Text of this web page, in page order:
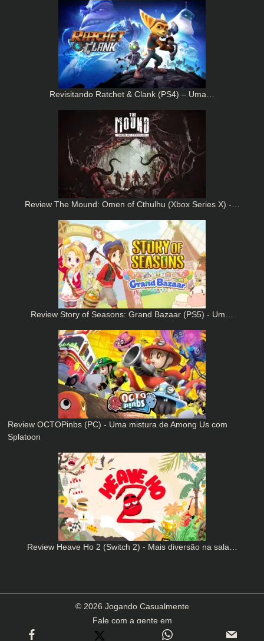
Revisitando Ratchet & Clank (PS4) – Uma…
Review The Mound: Omen of Cthulhu (Xbox Series X) -…
Review Story of Seasons: Grand Bazaar (PS5) - Um…
Review OCTOPinbs (PC) - Uma mistura de Among Us com
Splatoon
Review Heave Ho 2 (Switch 2) - Mais diversão na sala…
© 2026 Jogando Casualmente
Fale com a gente em
contato(arroba)jogandocasualmente.com.br